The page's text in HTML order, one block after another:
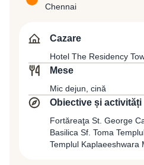
(19:45 / 02:30).
Chennai
Cazare
Hotel The Residency
Mese
Mic dejun, cină
Obiective și activități
Fortăreaţa St. George
Basilica Sf. Toma
Templul Kaplaeeshwara